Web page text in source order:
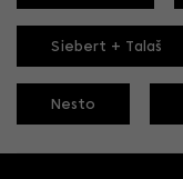
Siebert + Talaš
Nesto